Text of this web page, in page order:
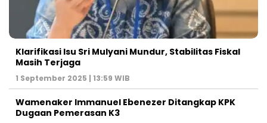
Klarifikasi Isu Sri Mulyani Mundur, Stabilitas Fiskal
Masih Terjaga
1 September 2025 | 13:59 WIB
Wamenaker Immanuel Ebenezer Ditangkap KPK
Dugaan Pemerasan K3